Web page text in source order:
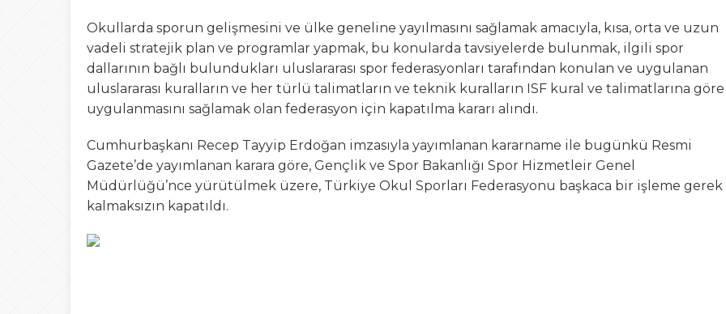
Okullarda sporun gelişmesini ve ülke geneline yayılmasını sağlamak amacıyla, kısa, orta ve uzun
vadeli stratejik plan ve programlar yapmak, bu konularda tavsiyelerde bulunmak, ilgili spor
dallarının bağlı bulundukları uluslararası spor federasyonları tarafından konulan ve uygulanan
uluslararası kuralların ve her türlü talimatların ve teknik kuralların ISF kural ve talimatlarına göre
uygulanmasını sağlamak olan federasyon için kapatılma kararı alındı.
Cumhurbaşkanı Recep Tayyip Erdoğan imzasıyla yayımlanan kararname ile bugünkü Resmi
Gazete’de yayımlanan karara göre, Gençlik ve Spor Bakanlığı Spor Hizmetleir Genel
Müdürlüğü’nce yürütülmek üzere, Türkiye Okul Sporları Federasyonu başkaca bir işleme gerek
kalmaksızın kapatıldı.